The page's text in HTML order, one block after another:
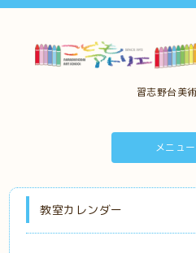
習志野台美
メニュー
教室カレンダー